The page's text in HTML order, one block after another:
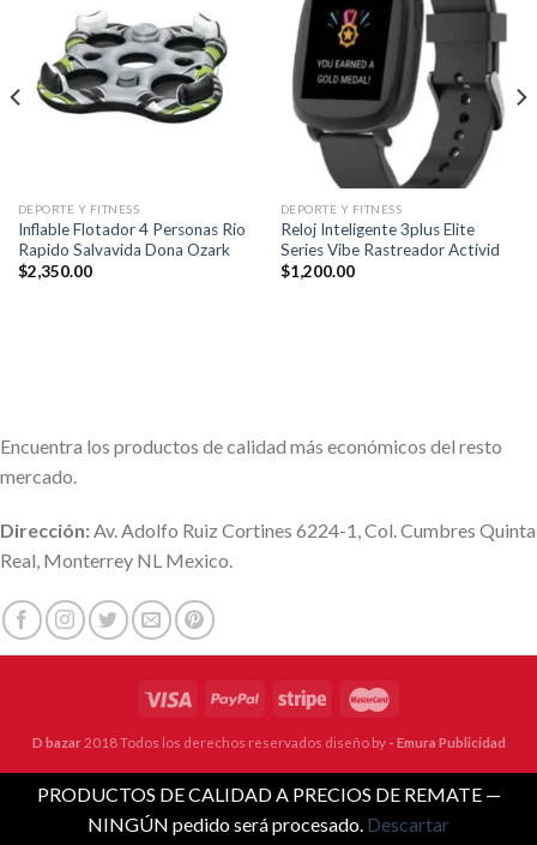
a la
lista de
deseos
DEPORTE Y FITNESS
Inflable Flotador 4 Personas Rio
Rapido Salvavida Dona Ozark
$2,350.00
Añadir
lista de
DEPORTE Y FITNESS
Reloj Inteligente 3plus Elite
Series Vibe Rastreador Activid
$1,200.00
Encuentra los productos de calidad más económicos del resto
mercado.
Dirección:Av. Adolfo Ruiz Cortines 6224-1, Col. Cumbres Quinta
Real, Monterrey NL Mexico.
D bazar 2018 Todos los derechos reservados diseño by - Emura Publicidad
PRODUCTOS DE CALIDAD A PRECIOS DE REMATE —
NINGÚN pedido será procesado. Descartar